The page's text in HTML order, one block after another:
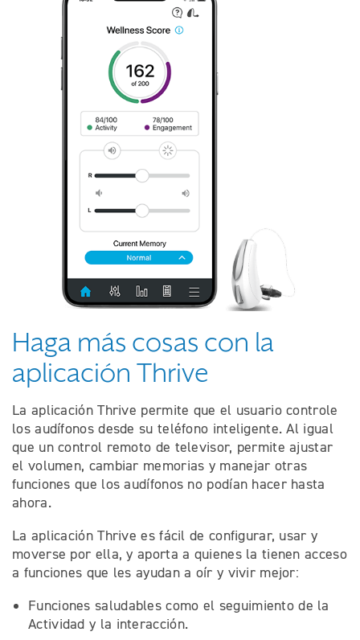
Haga más cosas con la
aplicación Thrive
La aplicación Thrive permite que el usuario controle
los audífonos desde su teléfono inteligente. Al igual
que un control remoto de televisor, permite ajustar
el volumen, cambiar memorias y manejar otras
funciones que los audífonos no podían hacer hasta
ahora.
La aplicación Thrive es fácil de configurar, usar y
moverse por ella, y aporta a quienes la tienen acceso
a funciones que les ayudan a oír y vivir mejor:
Funciones saludables como el seguimiento de la
Actividad y la interacción.